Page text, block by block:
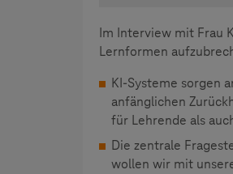
Im Interview mit Frau
Lernformen
KI-Systeme sorgen
anfänglichen
für Lehrende als
Die zentrale
wollen wir mit